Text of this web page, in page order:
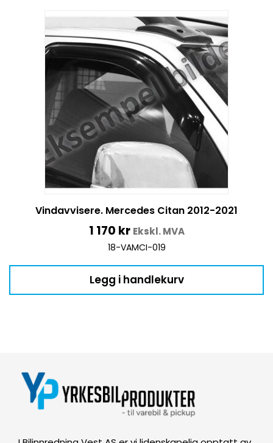
Vindavvisere. Mercedes Citan 2012-2021
1 170 kr Ekskl. MVA
18-VAMCI-019
Legg i handlekurv